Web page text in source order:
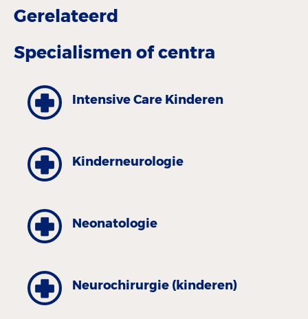
Gerelateerd
Specialismen of centra
Intensive Care Kinderen
Kinderneurologie
Neonatologie
Neurochirurgie (kinderen)